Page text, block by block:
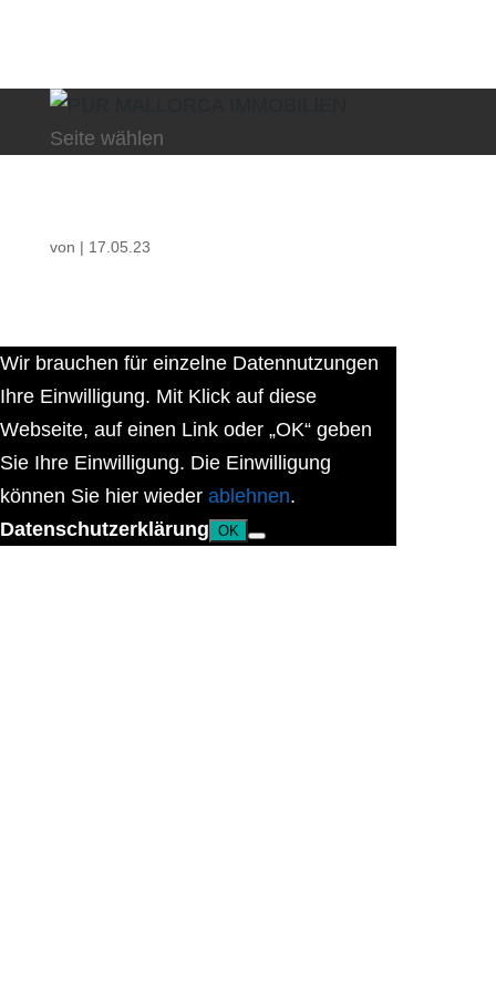
Seite wählen
von | 17.05.23
Wir brauchen für einzelne Datennutzungen
Ihre Einwilligung. Mit Klick auf diese
Webseite, auf einen Link oder „OK“ geben
Sie Ihre Einwilligung. Die Einwilligung
können Sie hier wieder ablehnen.
Datenschutzerklärung OK